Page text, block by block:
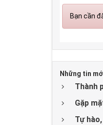
Bạn cần
Những tin
Thành
Gặp
Tự